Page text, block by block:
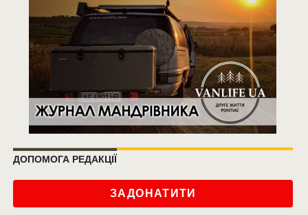
ДОПОМОГА РЕДАКЦІЇ
ЗАДОНАТИТИ